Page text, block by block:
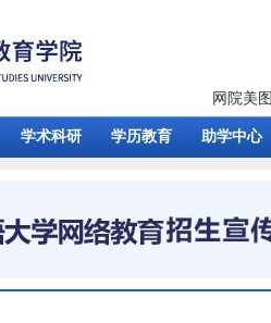
网院美图
学术科研 学历教育 助学中心